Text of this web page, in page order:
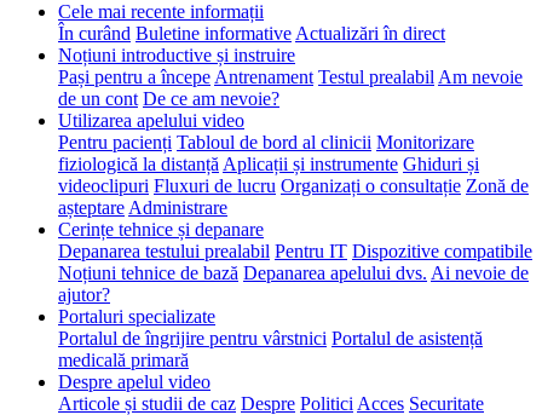
Cele mai recente informații
În curând Buletine informative Actualizări în direct
Noțiuni introductive și instruire
Pași pentru a începe Antrenament Testul prealabil Am nevoie
de un cont De ce am nevoie?
Utilizarea apelului video
Pentru pacienți Tabloul de bord al clinicii Monitorizare
fiziologică la distanță Aplicații și instrumente Ghiduri și
videoclipuri Fluxuri de lucru Organizați o consultație Zonă de
așteptare Administrare
Cerințe tehnice și depanare
Depanarea testului prealabil Pentru IT Dispozitive compatibile
Noțiuni tehnice de bază Depanarea apelului dvs. Ai nevoie de
ajutor?
Portaluri specializate
Portalul de îngrijire pentru vârstnici Portalul de asistență
medicală primară
Despre apelul video
Articole și studii de caz Despre Politici Acces Securitate